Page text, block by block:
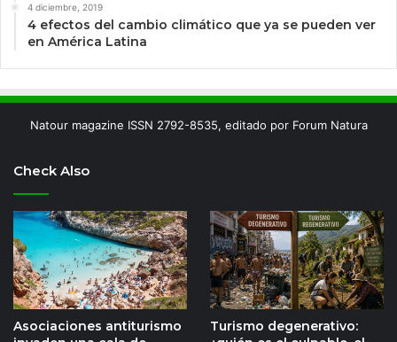
4 diciembre, 2019
4 efectos del cambio climático que ya se pueden ver
en América Latina
Natour magazine ISSN 2792-8535, editado por Forum Natura
Check Also
Asociaciones antiturismo
Turismo degenerativo: